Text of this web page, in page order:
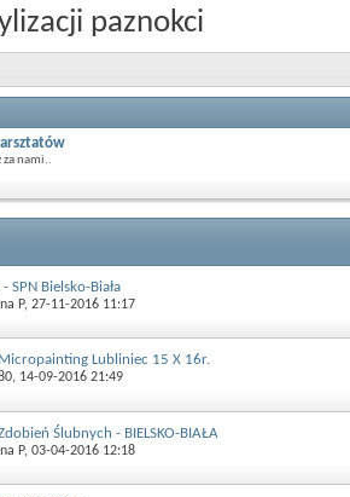
paznokci
za nami..
SPN Bielsko-Biała
P, 27-11-2016 11:17
Lubliniec 15 X 16r.
, 14-09-2016 21:49
Ślubnych - BIELSKO-BIAŁA
P, 03-04-2016 12:18